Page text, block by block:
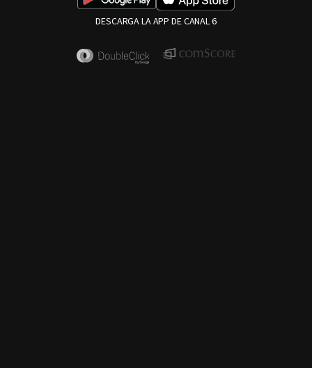
DESCARGA LA APP DE CANAL 6